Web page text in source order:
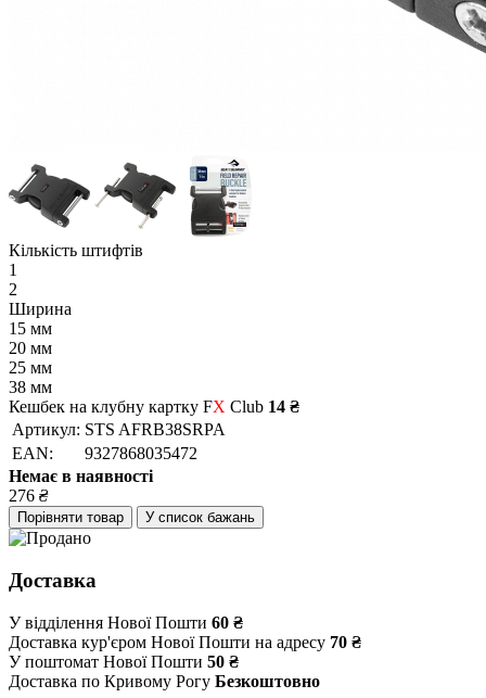
Кількість штифтів
1
2
Ширина
15 мм
20 мм
25 мм
38 мм
Кешбек на клубну картку FX Club 14 ₴
Артикул: STS AFRB38SRPA
EAN:
9327868035472
Немає в наявності
276 ₴
Порівняти товар У список бажань
Доставка
У відділення Нової Пошти 60 ₴
Доставка кур'єром Нової Пошти на адресу 70 ₴
У поштомат Нової Пошти 50 ₴
Доставка по Кривому Рогу Безкоштовно